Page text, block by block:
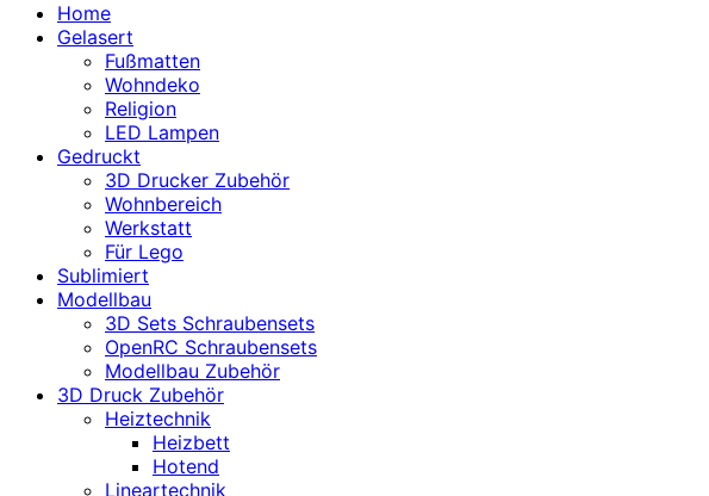
Home
Gelasert
Fußmatten
Wohndeko
Religion
LED Lampen
Gedruckt
3D Drucker Zubehör
Wohnbereich
Werkstatt
Für Lego
Sublimiert
Modellbau
3D Sets Schraubensets
OpenRC Schraubensets
Modellbau Zubehör
3D Druck Zubehör
Heiztechnik
Heizbett
Hotend
Lineartechnik